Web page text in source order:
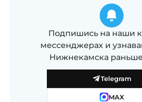
Подпишись на наши
мессенджерах и
Нижнекамска
Telegram
MAX